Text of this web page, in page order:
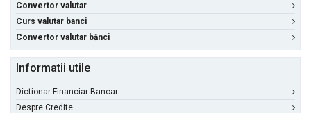
Convertor valutar
Curs valutar banci
Convertor valutar bănci
Informatii utile
Dictionar Financiar-Bancar
Despre Credite